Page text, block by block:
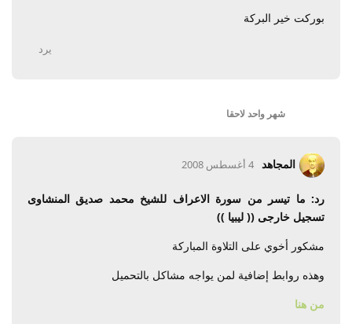
بوركت خير البركة
يرد
شهر واحد لاحقا
المجاهد 4 أغسطس 2008
رد: ما تيسر من سورة الاعراف للشيخ محمد صديق المنشاوى
تسجيل خارجى (( ليبيا ))
مشكور أخوي على التلاوة المباركة
وهذه روابط إضافية لمن يواجه مشاكل بالتحميل
من هنا